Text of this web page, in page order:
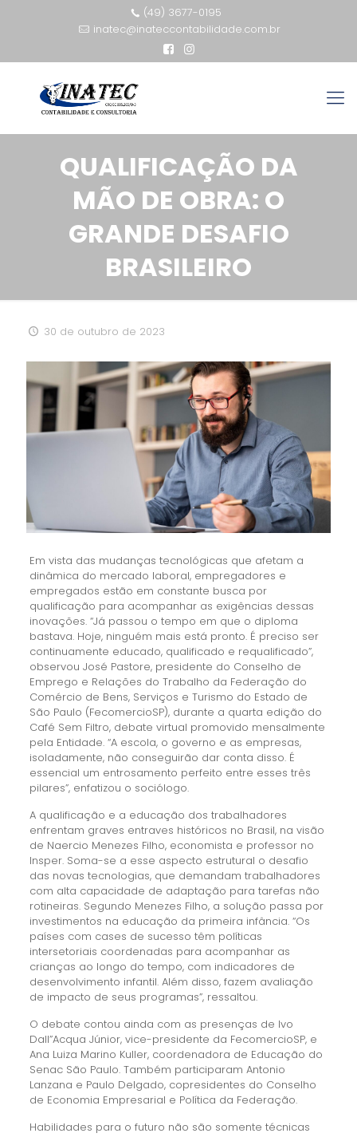
(49) 3677-0195
inatec@inateccontabilidade.com.br
QUALIFICAÇÃO DA
MÃO DE OBRA: O
GRANDE DESAFIO
BRASILEIRO
30 de outubro de 2023
Em vista das mudanças tecnológicas que afetam a
dinâmica do mercado laboral, empregadores e
empregados estão em constante busca por
qualificação para acompanhar as exigências dessas
inovações. “Já passou o tempo em que o diploma
bastava. Hoje, ninguém mais está pronto. É preciso ser
continuamente educado, qualificado e requalificado”,
observou José Pastore, presidente do Conselho de
Emprego e Relações do Trabalho da Federação do
Comércio de Bens, Serviços e Turismo do Estado de
São Paulo (FecomercioSP), durante a quarta edição do
Café Sem Filtro, debate virtual promovido mensalmente
pela Entidade. “A escola, o governo e as empresas,
isoladamente, não conseguirão dar conta disso. É
essencial um entrosamento perfeito entre esses três
pilares”, enfatizou o sociólogo.
A qualificação e a educação dos trabalhadores
enfrentam graves entraves históricos no Brasil, na visão
de Naercio Menezes Filho, economista e professor no
Insper. Soma-se a esse aspecto estrutural o desafio
das novas tecnologias, que demandam trabalhadores
com alta capacidade de adaptação para tarefas não
rotineiras. Segundo Menezes Filho, a solução passa por
investimentos na educação da primeira infância. “Os
países com cases de sucesso têm políticas
intersetoriais coordenadas para acompanhar as
crianças ao longo do tempo, com indicadores de
desenvolvimento infantil. Além disso, fazem avaliação
de impacto de seus programas”, ressaltou.
O debate contou ainda com as presenças de Ivo
Dall”Acqua Júnior, vice-presidente da FecomercioSP, e
Ana Luiza Marino Kuller, coordenadora de Educação do
Senac São Paulo. Também participaram Antonio
Lanzana e Paulo Delgado, copresidentes do Conselho
de Economia Empresarial e Política da Federação.
Habilidades para o futuro não são somente técnicas